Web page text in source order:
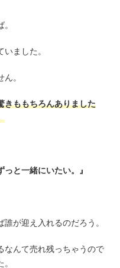
ました。
。
きももちろんありました
っと一緒にいたい。』
が迎え入れるのだろう。
なんて売れ残っちゃうので